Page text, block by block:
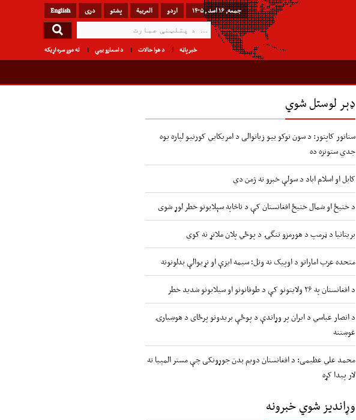
English دری پشتو العربیة اردو جمعه, ۱۶ اسد , ۱۴۰۵
له موږ سره اړیکه د اسعارو بیې د هوا حالات خبرپاڼه
ډېر لوستل شوي
سناتور کاپتور: د سون توکو بیو زیاتوالی د امریکایي کورنیو لپاره یوه
جدي ستونزه ده
کابل او اسلام اباد د سولې خبرو ته ژمن دي
د ختیځ او شمال ختیځ افغانستان کې د ناڅاپه سېلابونو خطر لوړ شوی
بریتانیا د ټرمپ د هورمزو تنگۍ د پوځي پلان ملاتړ نه کوي
متحده عرب اماراتو د اوپیک نه وتل؛ سیمه ایزې او نړیوالې بدلونونه
د افغانستان په ۲۶ ولایتونو کې د طوفانونو او سیلابونو شدید خطر
د انصار عباسي د ایران پر وړاندې د پوځې بریدونو پرځای د هوښیارۍ
غوښتنه
محمد علي عظیمی: د افغانستان دویم بدن جوړونکی چې مستر المپیا ته
لار پیدا کړه
وړاندیز شوي خبرونه